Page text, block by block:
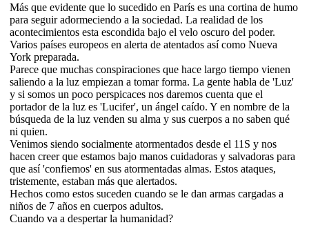
Más que evidente que lo sucedido en París es una cortina de humo
para seguir adormeciendo a la sociedad. La realidad de los
acontecimientos esta escondida bajo el velo oscuro del poder.
Varios países europeos en alerta de atentados así como Nueva
York preparada.
Parece que muchas conspiraciones que hace largo tiempo vienen
saliendo a la luz empiezan a tomar forma. La gente habla de 'Luz'
y si somos un poco perspicaces nos daremos cuenta que el
portador de la luz es 'Lucifer', un ángel caído. Y en nombre de la
búsqueda de la luz venden su alma y sus cuerpos a no saben qué
ni quien.
Venimos siendo socialmente atormentados desde el 11S y nos
hacen creer que estamos bajo manos cuidadoras y salvadoras para
que así 'confiemos' en sus atormentadas almas. Estos ataques,
tristemente, estaban más que alertados.
Hechos como estos suceden cuando se le dan armas cargadas a
niños de 7 años en cuerpos adultos.
Cuando va a despertar la humanidad?